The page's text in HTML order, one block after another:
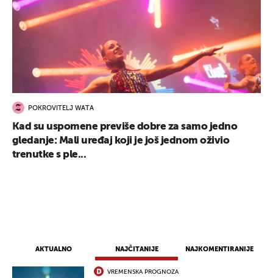
AKTUALNO NAJČITANIJE NAJKOMENTIRANIJE
VREMENSKA PROGNOZA
POKROVITELJ WATA
Kad su uspomene previše dobre za samo jedno
gledanje: Mali uređaj koji je još jednom oživio
trenutke s ple...